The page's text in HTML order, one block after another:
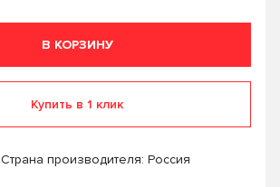
В КОРЗИНУ
Купить в 1 клик
Страна производителя: Россия